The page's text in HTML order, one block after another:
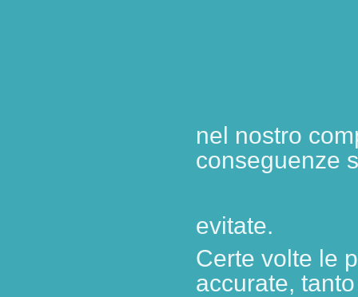
nel nostro
conseguenze
evitate.
Certe volte le
accurate,